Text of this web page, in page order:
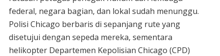
federal, negara bagian, dan lokal sudah menunggu.
Polisi Chicago berbaris di sepanjang rute yang
disetujui dengan sepeda mereka, sementara
helikopter Departemen Kepolisian Chicago (CPD)